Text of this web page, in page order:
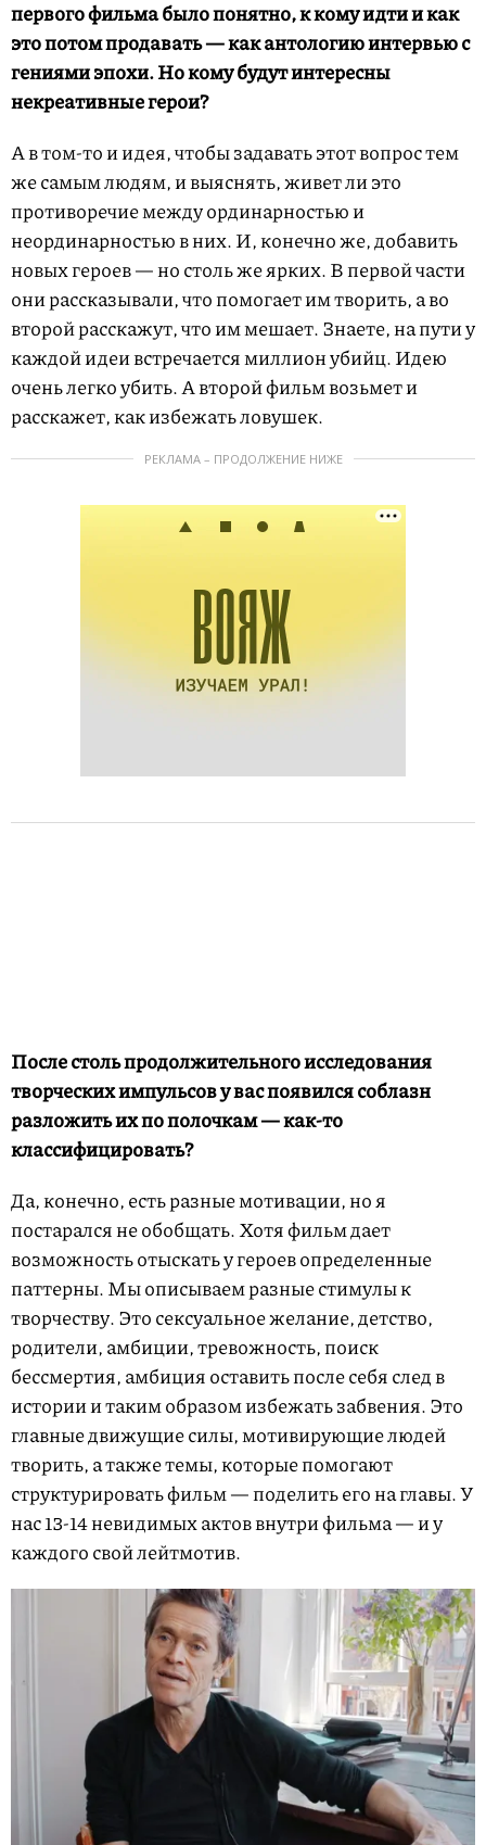
первого фильма было понятно, к кому идти и как
это потом продавать — как антологию интервью с
гениями эпохи. Но кому будут интересны
некреативные герои?
А в том-то и идея, чтобы задавать этот вопрос тем
же самым людям, и выяснять, живет ли это
противоречие между ординарностью и
неординарностью в них. И, конечно же, добавить
новых героев — но столь же ярких. В первой части
они рассказывали, что помогает им творить, а во
второй расскажут, что им мешает. Знаете, на пути у
каждой идеи встречается миллион убийц. Идею
очень легко убить. А второй фильм возьмет и
расскажет, как избежать ловушек.
РЕКЛАМА – ПРОДОЛЖЕНИЕ НИЖЕ
После столь продолжительного исследования
творческих импульсов у вас появился соблазн
разложить их по полочкам — как-то
классифицировать?
Да, конечно, есть разные мотивации, но я
постарался не обобщать. Хотя фильм дает
возможность отыскать у героев определенные
паттерны. Мы описываем разные стимулы к
творчеству. Это сексуальное желание, детство,
родители, амбиции, тревожность, поиск
бессмертия, амбиция оставить после себя след в
истории и таким образом избежать забвения. Это
главные движущие силы, мотивирующие людей
творить, а также темы, которые помогают
структурировать фильм — поделить его на главы. У
нас 13-14 невидимых актов внутри фильма — и у
каждого свой лейтмотив.